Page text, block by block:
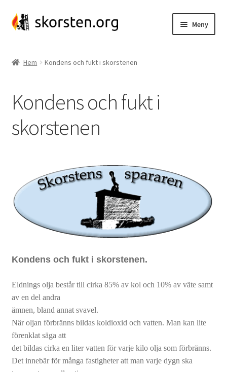
Hoppa
till
Hoppa
till
Meny
Kassettanslutning
Glidgjuta
Skorstenssnurra
Skorstensspjäll
Hem Kondens och fukt i skorstenen
Kondens och fukt i
skorstenen
Kondens och fukt i skorstenen.
Eldnings olja består till cirka 85% av kol och 10% av väte samt
av en del andra
ämnen, bland annat svavel.
När oljan förbränns bildas koldioxid och vatten. Man kan lite
förenklat säga att
det bildas cirka en liter vatten för varje kilo olja som förbränns.
Det innebär för många fastigheter att man varje dygn ska